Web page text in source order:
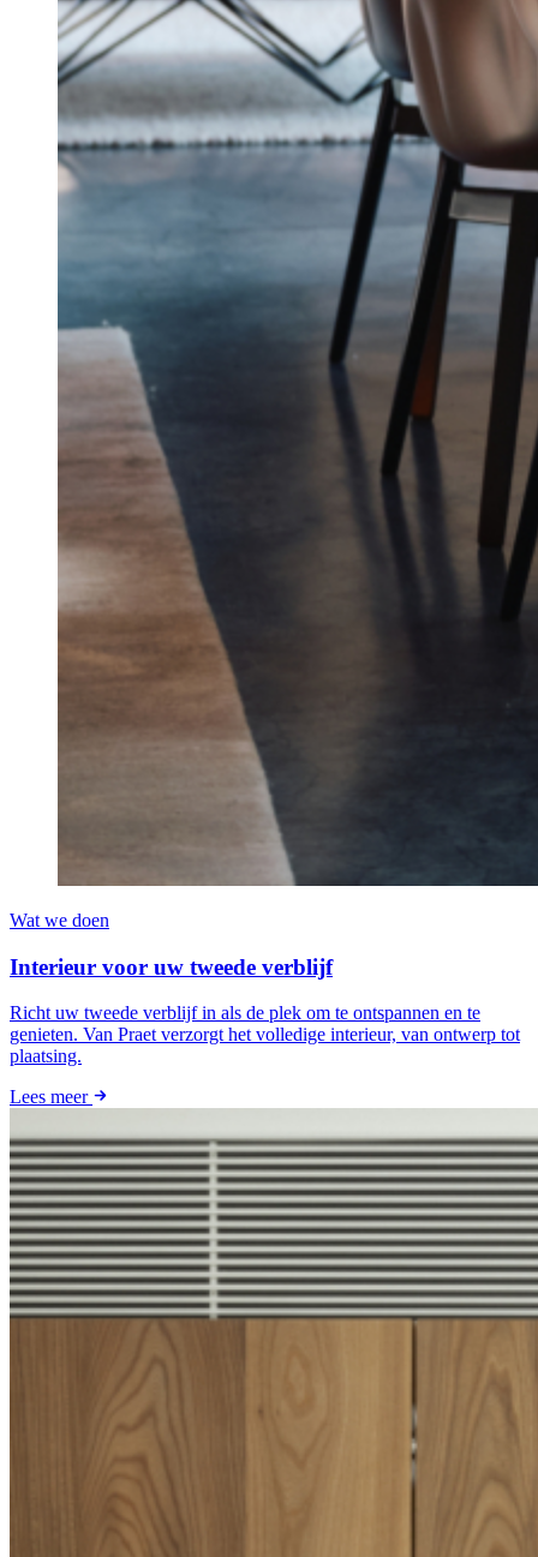
Wat we doen
Interieur voor uw tweede verblijf
Richt uw tweede verblijf in als de plek om te ontspannen en te
genieten. Van Praet verzorgt het volledige interieur, van ontwerp tot
plaatsing.
Lees meer